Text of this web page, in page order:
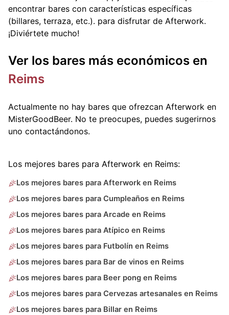
encontrar bares con características específicas
(billares, terraza, etc.). para disfrutar de Afterwork.
¡Diviértete mucho!
Ver los bares más económicos en
Reims
Actualmente no hay bares que ofrezcan Afterwork en
MisterGoodBeer. No te preocupes, puedes sugerirnos
uno contactándonos.
Los mejores bares para Afterwork en Reims:
Los mejores bares para Afterwork en Reims
Los mejores bares para Cumpleaños en Reims
Los mejores bares para Arcade en Reims
Los mejores bares para Atípico en Reims
Los mejores bares para Futbolín en Reims
Los mejores bares para Bar de vinos en Reims
Los mejores bares para Beer pong en Reims
Los mejores bares para Cervezas artesanales en Reims
Los mejores bares para Billar en Reims